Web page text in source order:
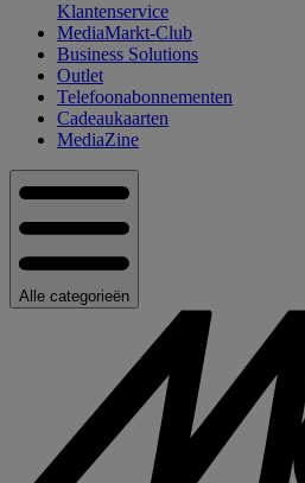
Klantenservice
MediaMarkt-Club
Business Solutions
Outlet
Telefoonabonnementen
Cadeaukaarten
MediaZine
Alle categorieën